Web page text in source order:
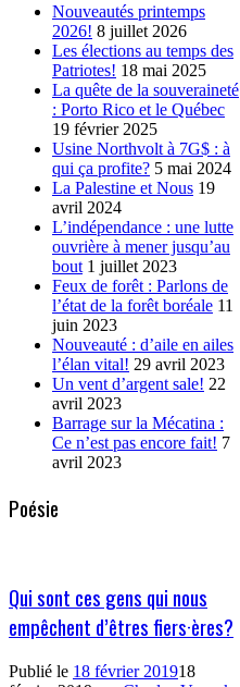
Nouveautés printemps
2026! 8 juillet 2026
Les élections au temps des
Patriotes! 18 mai 2025
La quête de la souveraineté
: Porto Rico et le Québec
19 février 2025
Usine Northvolt à 7G$ : à
qui ça profite? 5 mai 2024
La Palestine et Nous 19
avril 2024
L’indépendance : une lutte
ouvrière à mener jusqu’au
bout 1 juillet 2023
Feux de forêt : Parlons de
l’état de la forêt boréale 11
juin 2023
Nouveauté : d’aile en ailes
l’élan vital! 29 avril 2023
Un vent d’argent sale! 22
avril 2023
Barrage sur la Mécatina :
Ce n’est pas encore fait! 7
avril 2023
Poésie
Qui sont ces gens qui nous
empêchent d’êtres fiers·ères?
Publié le 18 février 201918